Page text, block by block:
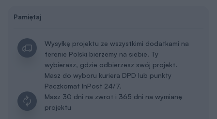
Pamiętaj
Wysyłkę projektu ze wszystkimi dodatkami na
terenie Polski bierzemy na siebie. Ty
wybierasz, gdzie odbierzesz swój projekt.
Masz do wyboru kuriera DPD lub punkty
Paczkomat InPost 24/7.
Masz 30 dni na zwrot i 365 dni na wymianę
projektu